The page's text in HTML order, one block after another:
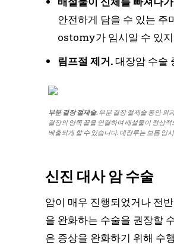
안전하게 담을 수 있는
ostomy가 임시일 수 있
림프절 제거.대장암 수술
부분 결장 절제술. 부분 결장 절제술 동안 외
결장의 양쪽 끝을 연결하여 배설물이 정상
배출되게 할 수 있습니다. 대장루는 보통 임
신진 대사 암 수술
암이 매우 진행되었거나 전
을 완화하는 수술을 권장할
은 증상을 완화하기 위해 수